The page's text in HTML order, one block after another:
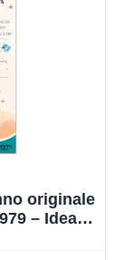
originale
– Idea